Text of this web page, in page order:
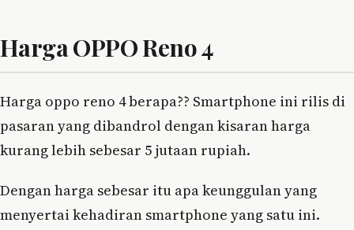
Harga OPPO Reno 4
Harga oppo reno 4 berapa?? Smartphone ini rilis di
pasaran yang dibandrol dengan kisaran harga
kurang lebih sebesar 5 jutaan rupiah.
Dengan harga sebesar itu apa keunggulan yang
menyertai kehadiran smartphone yang satu ini.